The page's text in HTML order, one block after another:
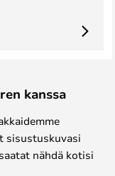
kanssa
sisustuskuvasi
nähdä kotisi